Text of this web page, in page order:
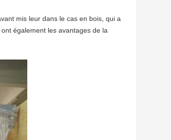
mis leur dans le cas en bois, qui a
également les avantages de la